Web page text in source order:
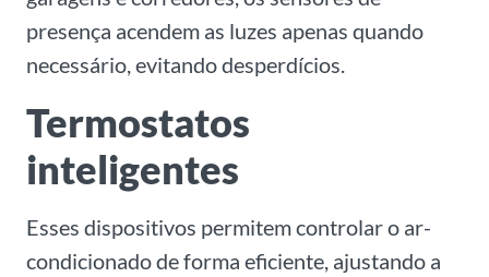
presença acendem as luzes apenas quando
necessário, evitando desperdícios.
Termostatos
inteligentes
Esses dispositivos permitem controlar o ar-
condicionado de forma eficiente, ajustando a